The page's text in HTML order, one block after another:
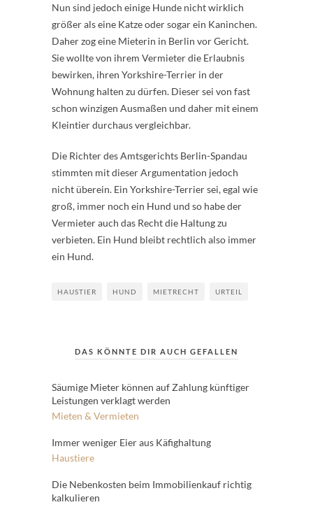
Nun sind jedoch einige Hunde nicht wirklich
größer als eine Katze oder sogar ein Kaninchen.
Daher zog eine Mieterin in Berlin vor Gericht.
Sie wollte von ihrem Vermieter die Erlaubnis
bewirken, ihren Yorkshire-Terrier in der
Wohnung halten zu dürfen. Dieser sei von fast
schon winzigen Ausmaßen und daher mit einem
Kleintier durchaus vergleichbar.
Die Richter des Amtsgerichts Berlin-Spandau
stimmten mit dieser Argumentation jedoch
nicht überein. Ein Yorkshire-Terrier sei, egal wie
groß, immer noch ein Hund und so habe der
Vermieter auch das Recht die Haltung zu
verbieten. Ein Hund bleibt rechtlich also immer
ein Hund.
HAUSTIER HUND MIETRECHT URTEIL
DAS KÖNNTE DIR AUCH GEFALLEN
Säumige Mieter können auf Zahlung künftiger
Leistungen verklagt werden
Mieten & Vermieten
Immer weniger Eier aus Käfighaltung
Haustiere
Die Nebenkosten beim Immobilienkauf richtig
kalkulieren